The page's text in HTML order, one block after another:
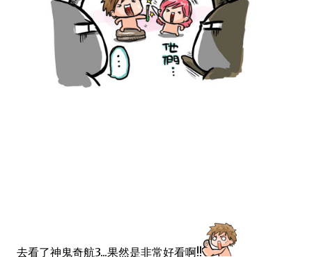
去看了神鬼奇航3...果然是非常好看啊!!